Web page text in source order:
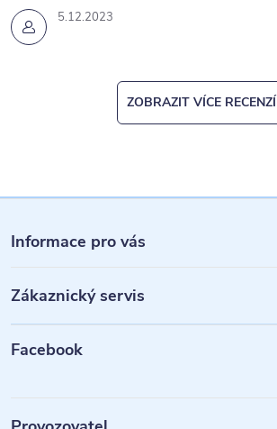
5.12.2023
ZOBRAZIT VÍCE RECENZÍ
á
p
a
Informace pro vás
Zákaznický servis
Facebook